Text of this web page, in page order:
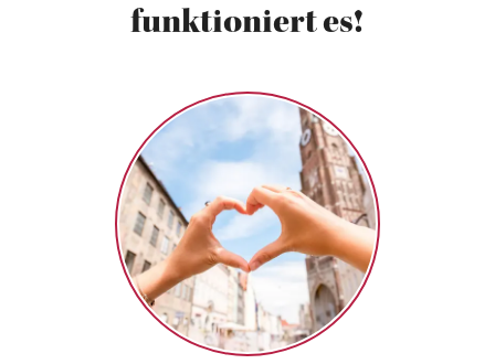
funktioniert es!